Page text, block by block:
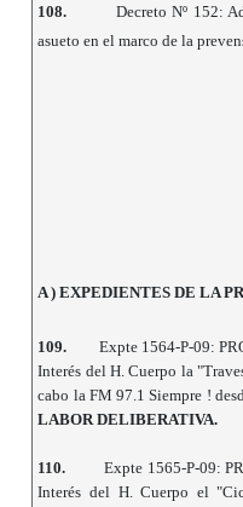
108.
Decreto Nº 152:
asueto en el marco de la
A ) EXPEDIENTES DE LA
109.
Expte 1564-P-09:
Interés del H. Cuerpo la
cabo la FM 97.1 Siempre !
LABOR DELIBERATIVA.
110.
Expte 1565-P-09:
Interés del H. Cuerpo el